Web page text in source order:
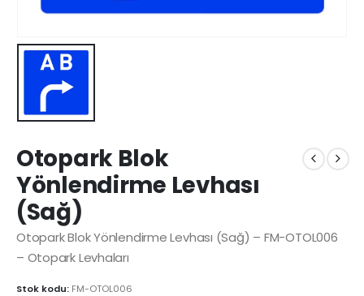
Otopark Blok
Yönlendirme Levhası
(Sağ)
Otopark Blok Yönlendirme Levhası (Sağ) – FM-OTOL006
– Otopark Levhaları
Stok kodu: FM-OTOL006